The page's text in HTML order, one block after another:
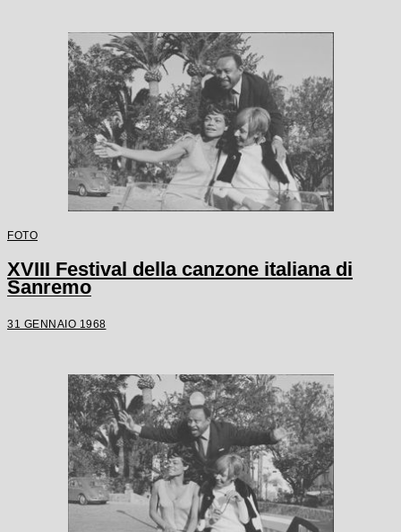
FOTO
XVIII Festival della canzone italiana di
Sanremo
31 GENNAIO 1968